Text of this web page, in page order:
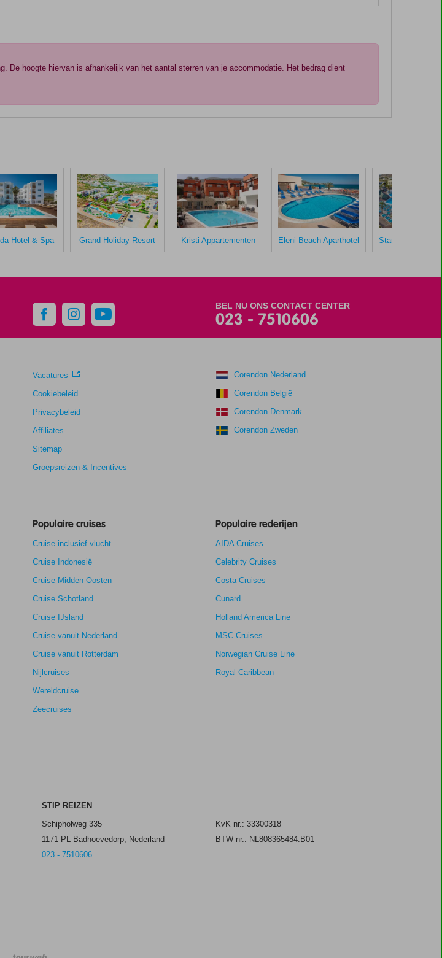
De hoogte hiervan is afhankelijk van het aantal sterren van je accommodatie. Het bedrag dient
Hotel & Spa Grand Holiday Resort Kristi Appartementen Eleni Beach Aparthotel
BEL NU ONS CONTACT CENTER
023 - 7510606
Vacatures
Cookiebeleid
Privacybeleid
Affiliates
Sitemap
Groepsreizen & Incentives
Corendon Nederland
Corendon België
Corendon Denmark
Corendon Zweden
Populaire cruises
Cruise inclusief vlucht
Cruise Indonesië
Cruise Midden-Oosten
Cruise Schotland
Cruise IJsland
Cruise vanuit Nederland
Cruise vanuit Rotterdam
Nijlcruises
Wereldcruise
Zeecruises
Populaire rederijen
AIDA Cruises
Celebrity Cruises
Costa Cruises
Cunard
Holland America Line
MSC Cruises
Norwegian Cruise Line
Royal Caribbean
STIP REIZEN
Schipholweg 335
1171 PL Badhoevedorp, Nederland
023 - 7510606
KvK nr.: 33300318
BTW nr.: NL808365484.B01